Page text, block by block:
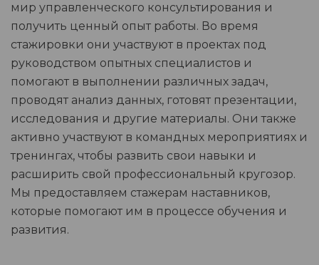
мир управленческого консультирования и
получить ценный опыт работы. Во время
стажировки они участвуют в проектах под
руководством опытных специалистов и
помогают в выполнении различных задач,
проводят анализ данных, готовят презентации,
исследования и другие материалы. Они также
активно участвуют в командных мероприятиях и
тренингах, чтобы развить свои навыки и
расширить свой профессиональный кругозор.
Мы предоставляем стажерам наставников,
которые помогают им в процессе обучения и
развития.